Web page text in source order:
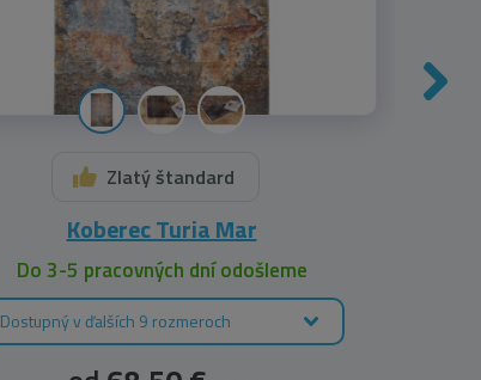
Zlatý štandard
Koberec Turia Mar
Do 3-5 pracovných dní odošleme
Dostupný v ďalších 9 rozmeroch